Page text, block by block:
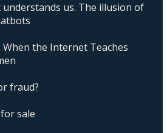
understands us. The illusion of
the Internet Teaches
fraud?
sale